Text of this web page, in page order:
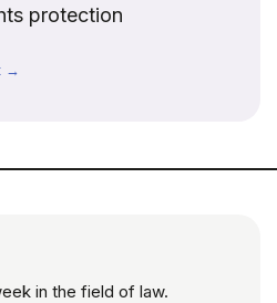
protection
→
in the field of law.